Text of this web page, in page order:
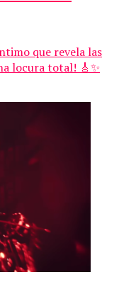
que revela las
locura total! 🎸✨